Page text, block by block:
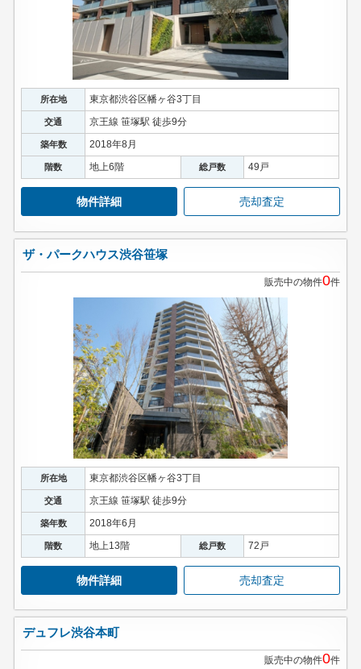
所在地 東京都渋谷区幡ヶ谷3丁目
交通 京王線 笹塚駅 徒歩9分
築年数 2018年8月
階数 地上6階 総戸数 49戸
物件詳細 売却査定
ザ・パークハウス渋谷笹塚
販売中の物件0件
所在地 東京都渋谷区幡ヶ谷3丁目
交通 京王線 笹塚駅 徒歩9分
築年数 2018年6月
階数 地上13階 総戸数 72戸
物件詳細 売却査定
デュフレ渋谷本町
販売中の物件0件